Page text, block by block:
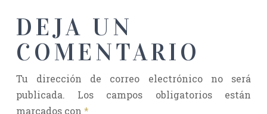
DEJA UN
COMENTARIO
Tu dirección de correo electrónico no será
publicada.
Los campos obligatorios están
marcados con *